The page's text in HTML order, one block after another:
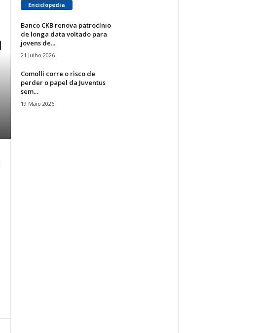
Enciclopedia
Banco CKB renova patrocínio
de longa data voltado para
jovens de...
21 Julho 2026
Comolli corre o risco de
perder o papel da Juventus
sem...
19 Maio 2026